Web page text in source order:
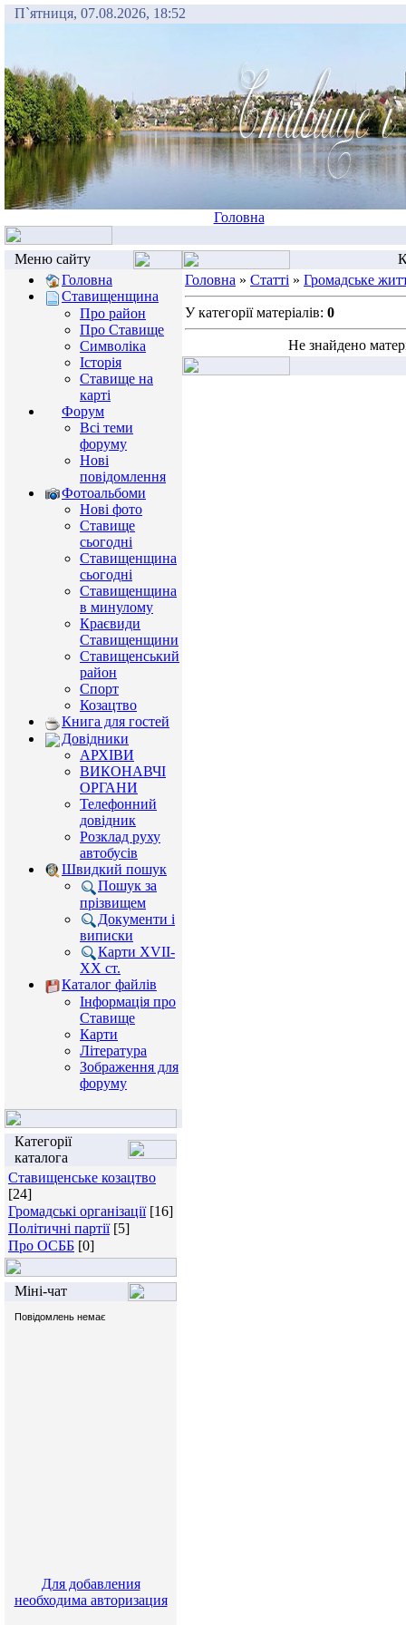
П`ятниця, 07.08.2026, 18:52
Головна
Меню сайту
Головна
Ставищенщина
Про район
Про Ставище
Символіка
Історія
Ставище на
карті
Форум
Всі теми
форуму
Нові
повідомлення
Фотоальбоми
Нові фото
Ставище
сьогодні
Ставищенщина
сьогодні
Ставищенщина
в минулому
Краєвиди
Ставищенщини
Ставищенський
район
Спорт
Козацтво
Книга для гостей
Довідники
АРХІВИ
ВИКОНАВЧІ
ОРГАНИ
Телефонний
довідник
Розклад руху
автобусів
Швидкий пошук
Пошук за
прізвищем
Документи і
виписки
Карти XVII-
XX ст.
Каталог файлів
Інформація про
Ставище
Карти
Література
Зображення для
форуму
Категорії
каталога
Ставищенське козацтво
[24]
Громадські організації [16]
Політичні партії [5]
Про ОСББ [0]
Міні-чат
Для добавления
необходима авторизация
Головна » Статті » Громадське
У категорії матеріалів: 0
Не знайдено